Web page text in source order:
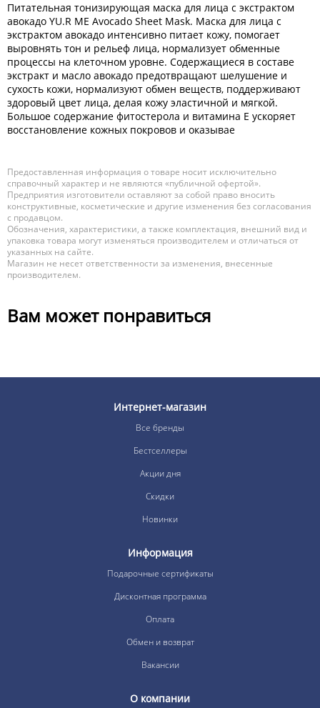
Питательная тонизирующая маска для лица с экстрактом
авокадо YU.R ME Avocado Sheet Mask. Маска для лица с
экстрактом авокадо интенсивно питает кожу, помогает
выровнять тон и рельеф лица, нормализует обменные
процессы на клеточном уровне. Содержащиеся в составе
экстракт и масло авокадо предотвращают шелушение и
сухость кожи, нормализуют обмен веществ, поддерживают
здоровый цвет лица, делая кожу эластичной и мягкой.
Большое содержание фитостерола и витамина Е ускоряет
восстановление кожных покровов и оказывае
Предоставленная информация о товаре носит исключительно
справочный характер и не являются «публичной офертой».
Предприятия изготовители оставляют за собой право вносить
конструктивные, косметические и другие изменения без согласования
с продавцом.
Обозначения, характеристики, а также комплектация, внешний вид и
упаковка товара могут изменяться производителем и отличаться от
указанных на сайте.
Магазин не несет ответственности за изменения, внесенные
производителем.
Вам может понравиться
Интернет-магазин
Все бренды
Бестселлеры
Акции дня
Скидки
Новинки
Информация
Подарочные сертификаты
Дисконтная программа
Оплата
Обмен и возврат
Вакансии
О компании